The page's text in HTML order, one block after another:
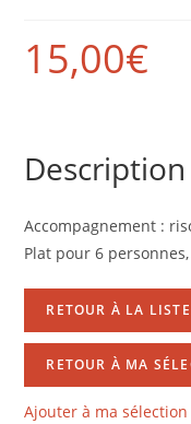
15,00€
Description
Accompagnement :
Plat pour 6
RETOUR À LA
RETOUR À MA
Ajouter à ma sélection